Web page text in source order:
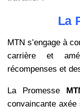
La
MTN s’engage à
carrière et
récompenses et
La Promesse
convaincante